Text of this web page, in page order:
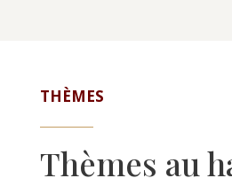
THÈMES
Thèmes au